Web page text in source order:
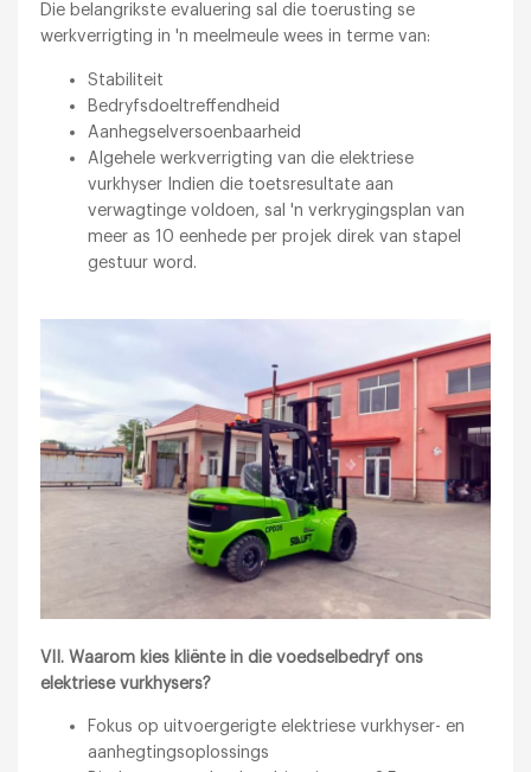
Die belangrikste evaluering sal die toerusting se
werkverrigting in 'n meelmeule wees in terme van:
Stabiliteit
Bedryfsdoeltreffendheid
Aanhegselversoenbaarheid
Algehele werkverrigting van die elektriese
vurkhyser Indien die toetsresultate aan
verwagtinge voldoen, sal 'n verkrygingsplan van
meer as 10 eenhede per projek direk van stapel
gestuur word.
VII. Waarom kies kliënte in die voedselbedryf ons
elektriese vurkhysers?
Fokus op uitvoergerigte elektriese vurkhyser- en
aanhegtingsoplossings